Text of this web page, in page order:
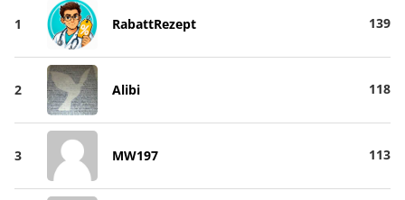
1 RabattRezept 139
2 Alibi 118
3 MW197 113